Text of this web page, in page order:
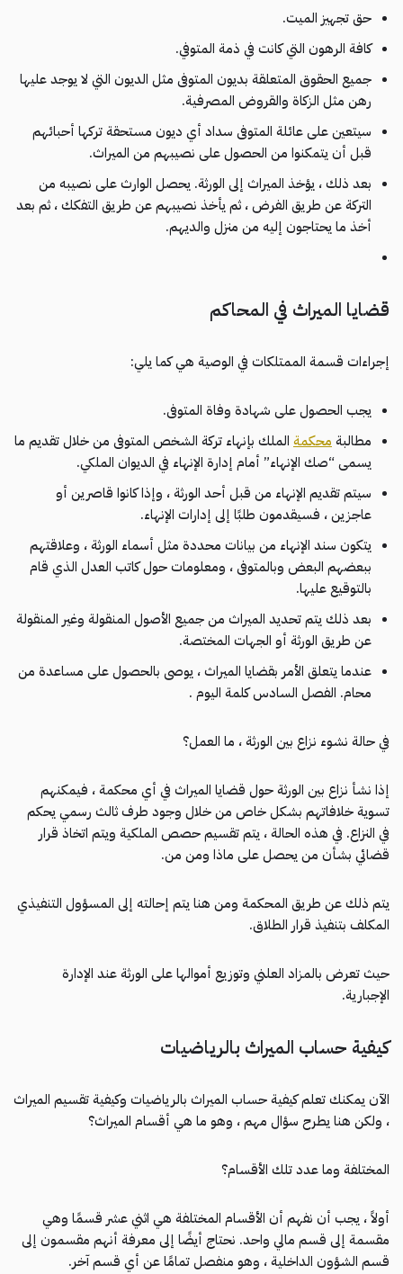
حق تجهيز الميت.
كافة الرهون التي كانت في ذمة المتوفي.
جميع الحقوق المتعلقة بديون المتوفى مثل الديون التي لا يوجد عليها
رهن مثل الزكاة والقروض المصرفية.
سيتعين على عائلة المتوفى سداد أي ديون مستحقة تركها أحبائهم
قبل أن يتمكنوا من الحصول على نصيبهم من الميراث.
بعد ذلك ، يؤخذ الميراث إلى الورثة. يحصل الوارث على نصيبه من
التركة عن طريق الفرض ، ثم يأخذ نصيبهم عن طريق التفكك ، ثم بعد
أخذ ما يحتاجون إليه من منزل والديهم.
قضايا الميراث في المحاكم
إجراءات قسمة الممتلكات في الوصية هي كما يلي:
يجب الحصول على شهادة وفاة المتوفى.
مطالبة محكمة الملك بإنهاء تركة الشخص المتوفى من خلال تقديم ما
يسمى “صك الإنهاء” أمام إدارة الإنهاء في الديوان الملكي.
سيتم تقديم الإنهاء من قبل أحد الورثة ، وإذا كانوا قاصرين أو
عاجزين ، فسيقدمون طلبًا إلى إدارات الإنهاء.
يتكون سند الإنهاء من بيانات محددة مثل أسماء الورثة ، وعلاقتهم
ببعضهم البعض وبالمتوفى ، ومعلومات حول كاتب العدل الذي قام
بالتوقيع عليها.
بعد ذلك يتم تحديد الميراث من جميع الأصول المنقولة وغير المنقولة
عن طريق الورثة أو الجهات المختصة.
عندما يتعلق الأمر بقضايا الميراث ، يوصى بالحصول على مساعدة من
محام. الفصل السادس كلمة اليوم .
في حالة نشوء نزاع بين الورثة ، ما العمل؟
إذا نشأ نزاع بين الورثة حول قضايا الميراث في أي محكمة ، فيمكنهم
تسوية خلافاتهم بشكل خاص من خلال وجود طرف ثالث رسمي يحكم
في النزاع. في هذه الحالة ، يتم تقسيم حصص الملكية ويتم اتخاذ قرار
قضائي بشأن من يحصل على ماذا ومن من.
يتم ذلك عن طريق المحكمة ومن هنا يتم إحالته إلى المسؤول التنفيذي
المكلف بتنفيذ قرار الطلاق.
حيث تعرض بالمزاد العلني وتوزيع أموالها على الورثة عند الإدارة
الإجبارية.
كيفية حساب الميراث بالرياضيات
الآن يمكنك تعلم كيفية حساب الميراث بالرياضيات وكيفية تقسيم الميراث
، ولكن هنا يطرح سؤال مهم ، وهو ما هي أقسام الميراث؟
المختلفة وما عدد تلك الأقسام؟
أولاً ، يجب أن نفهم أن الأقسام المختلفة هي اثني عشر قسمًا وهي
مقسمة إلى قسم مالي واحد. نحتاج أيضًا إلى معرفة أنهم مقسمون إلى
قسم الشؤون الداخلية ، وهو منفصل تمامًا عن أي قسم آخر.